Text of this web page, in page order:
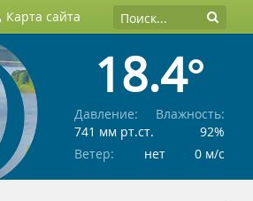
Карта сайта
18.4°
Давление:
741 мм рт.ст.
Влажность:
92%
Ветер:
нет 0 м/c